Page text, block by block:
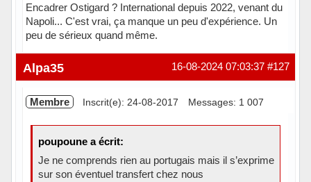
Encadrer Ostigard ? International depuis 2022, venant du
Napoli... C'est vrai, ça manque un peu d'expérience. Un
peu de sérieux quand même.
Hors ligne #127
16-08-2024 07:03:37
Alpa35
Membre Inscrit(e): 24-08-2017 Messages: 1 007
poupoune a écrit:
Je ne comprends rien au portugais mais il s’exprime
sur son éventuel transfert chez nous